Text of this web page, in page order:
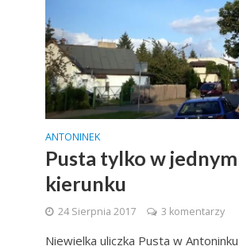
ANTONINEK
Pusta tylko w jednym
kierunku
24 Sierpnia 2017 3 komentarzy
Niewielka uliczka Pusta w